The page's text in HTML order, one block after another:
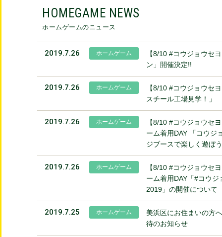
HOMEGAME NEWS
ホームゲームのニュース
2019.7.26 ホームゲーム
【8/10 #コウジョウセ
ン」開催決定!!
2019.7.26 ホームゲーム
【8/10 #コウジョウセ
スチール工場見学！」
2019.7.26 ホームゲーム
【8/10 #コウジョウセ
ーム着用DAY 「コウジ
ジブースで楽しく遊ぼ
2019.7.26 ホームゲーム
【8/10 #コウジョウセ
ーム着用DAY「#コウ
2019」の開催について
2019.7.25 ホームゲーム
美浜区にお住まいの方
待のお知らせ